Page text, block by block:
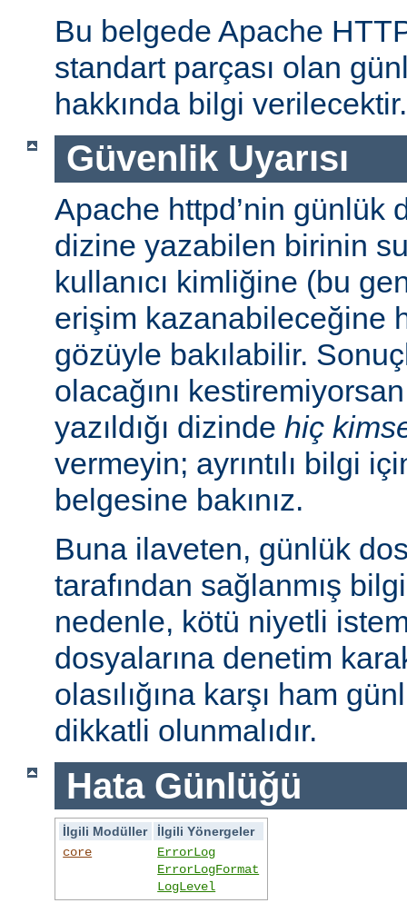
Bu belgede Apache
standart parçası olan
hakkında bilgi verilecektir.
Güvenlik Uyarısı
Apache httpd’nin günlük
dizine yazabilen birinin
kullanıcı kimliğine (bu
erişim kazanabileceğine
gözüyle bakılabilir.
olacağını
yazıldığı dizinde hiç
vermeyin; ayrıntılı bilgi
belgesine bakınız.
Buna ilaveten, günlük
tarafından sağlanmış
nedenle, kötü niyetli
dosyalarına denetim
olasılığına karşı ham
dikkatli olunmalıdır.
Hata Günlüğü
İlgili Modüller
İlgili Yönergeler
core
ErrorLog
ErrorLogFormat
LogLevel